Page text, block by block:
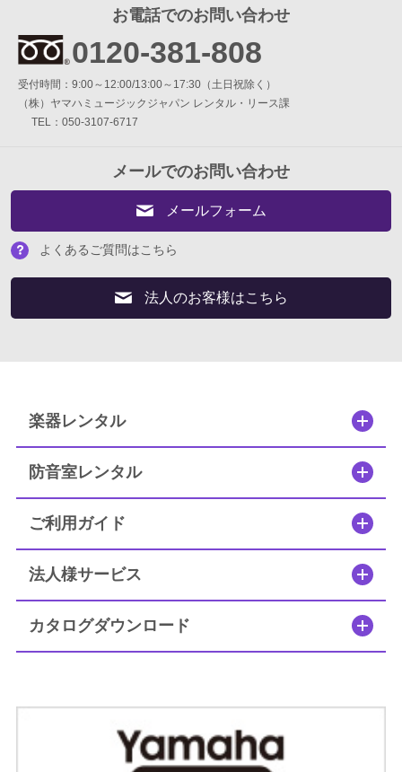
お電話でのお問い合わせ
0120-381-808
受付時間：9:00～12:00/13:00～17:30（土日祝除く）
（株）ヤマハミュージックジャパン レンタル・リース課
TEL：050-3107-6717
メールでのお問い合わせ
メールフォーム
よくあるご質問はこちら
法人のお客様はこちら
楽器レンタル
防音室レンタル
ご利用ガイド
法人様サービス
カタログダウンロード